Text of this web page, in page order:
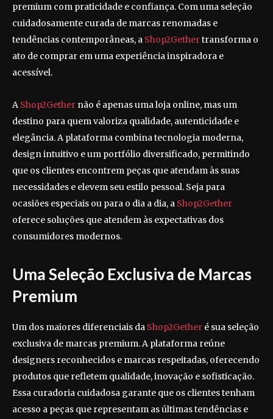
premium com praticidade e confiança. Com uma seleção
cuidadosamente curada de marcas renomadas e
tendências contemporâneas, a Shop2Gethertransforma o
ato de comprar em uma experiência inspiradora e
acessível.
A Shop2Gether não é apenas uma loja online, mas um
destino para quem valoriza qualidade, autenticidade e
elegância. A plataforma combina tecnologia moderna,
design intuitivo e um portfólio diversificado, permitindo
que os clientes encontrem peças que atendam às suas
necessidades e elevem seu estilo pessoal. Seja para
ocasiões especiais ou para o dia a dia, a Shop2Gether
oferece soluções que atendem às expectativas dos
consumidores modernos.
Uma Seleção Exclusiva de Marcas
Premium
Um dos maiores diferenciais da Shop2Gether é sua seleção
exclusiva de marcas premium. A plataforma reúne
designers reconhecidos e marcas respeitadas, oferecendo
produtos que refletem qualidade, inovação e sofisticação.
Essa curadoria cuidadosa garante que os clientes tenham
acesso a peças que representam as últimas tendências e